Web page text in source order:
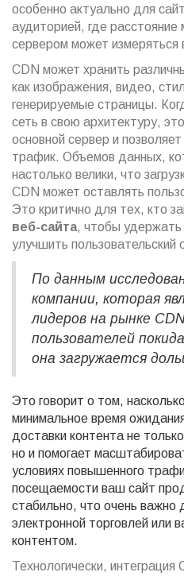
особенно актуально для
аудиторией, где
сервером может измеряться
CDN может хранить
как изображения, видео,
генерируемые страницы.
сеть в свою архитектуру,
основной сервер и
трафик. Объемов данных,
настолько велики, что
CDN может оставлять
Это критично для тех, кто
веб-сайта, чтобы удержать
улучшить пользовательский
По данным
компании, которая
лидеров на рынке
пользователей
она загружается
Это говорит о том,
минимальное время
доставки контента не
но и помогает
условиях повышенного
посещаемости ваш сайт
стабильно, что очень
электронной торговлей или
контентом.
Технологически, интеграция